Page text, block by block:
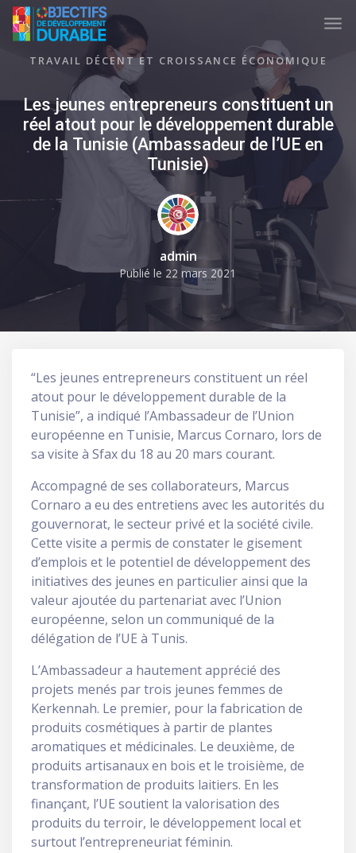
Skip to main content
TUNISIA ODD
TRAVAIL DÉCENT ET CROISSANCE ÉCONOMIQUE
Les jeunes entrepreneurs constituent un
réel atout pour le développement durable
de la Tunisie (Ambassadeur de l’UE en
Tunisie)
Publié le 22 mars 2021
admin
“Les jeunes entrepreneurs constituent un réel
atout pour le développement durable de la
Tunisie”, a indiqué l’Ambassadeur de l’Union
européenne en Tunisie, Marcus Cornaro, lors de
sa visite à Sfax du 18 au 20 mars courant.
Accompagné de ses collaborateurs, Marcus
Cornaro a eu des entretiens avec les autorités du
gouvernorat, le secteur privé et la société civile.
Cette visite a permis de constater le gisement
d’emplois et le potentiel de développement des
initiatives des jeunes en particulier ainsi que la
valeur ajoutée du partenariat avec l’Union
européenne, selon un communiqué de la
délégation de l’UE à Tunis.
L’Ambassadeur a hautement apprécié des
projets menés par trois jeunes femmes de
Kerkennah. Le premier, pour la fabrication de
produits cosmétiques à partir de plantes
aromatiques et médicinales. Le deuxième, de
produits artisanaux en bois et le troisième, de
transformation de produits laitiers. En les
finançant, l’UE soutient la valorisation des
produits du terroir, le développement local et
surtout l’entrepreneuriat féminin.